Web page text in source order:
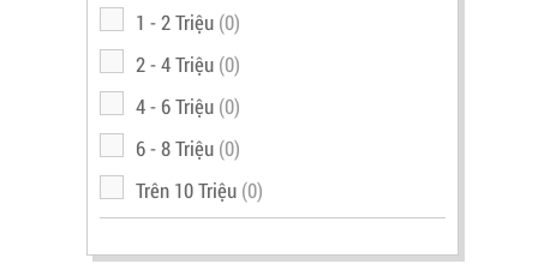
1 - 2 Triệu (0)
2 - 4 Triệu (0)
4 - 6 Triệu (0)
6 - 8 Triệu (0)
Trên 10 Triệu (0)